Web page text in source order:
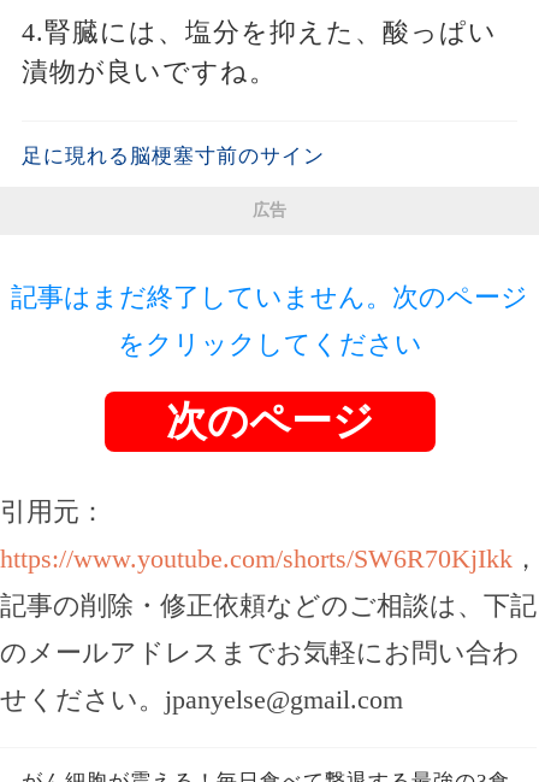
4.腎臓には、塩分を抑えた、酸っぱい
漬物が良いですね。
足に現れる脳梗塞寸前のサイン
広告
記事はまだ終了していません。次のページ
をクリックしてください
次のページ
引用元：
https://www.youtube.com/shorts/SW6R70KjIkk ，
記事の削除・修正依頼などのご相談は、下記
のメールアドレスまでお気軽にお問い合わ
せください。 jpanyelse@gmail.com